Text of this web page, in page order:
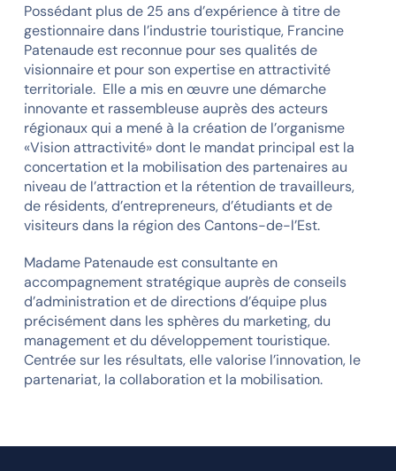
Possédant plus de 25 ans d’expérience à titre de
gestionnaire dans l’industrie touristique, Francine
Patenaude est reconnue pour ses qualités de
visionnaire et pour son expertise en attractivité
territoriale. Elle a mis en œuvre une démarche
innovante et rassembleuse auprès des acteurs
régionaux qui a mené à la création de l’organisme
«Vision attractivité» dont le mandat principal est la
concertation et la mobilisation des partenaires au
niveau de l’attraction et la rétention de travailleurs,
de résidents, d’entrepreneurs, d’étudiants et de
visiteurs dans la région des Cantons-de-l’Est.
Madame Patenaude est consultante en
accompagnement stratégique auprès de conseils
d’administration et de directions d’équipe plus
précisément dans les sphères du marketing, du
management et du développement touristique.
Centrée sur les résultats, elle valorise l’innovation, le
partenariat, la collaboration et la mobilisation.